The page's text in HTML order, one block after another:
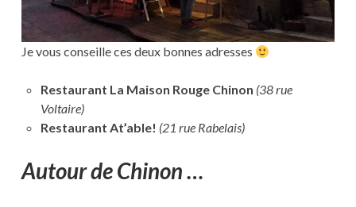
Je vous conseille ces deux bonnes adresses
Restaurant La Maison Rouge Chinon (38 rue
Voltaire)
Restaurant At’able! (21 rue Rabelais)
Autour de Chinon …